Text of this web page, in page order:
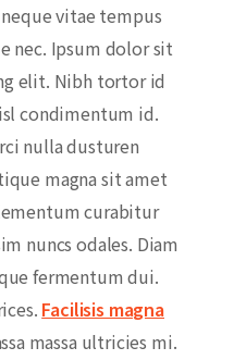
vitae tempus
nec. Ipsum dolor sit
elit. Nibh tortor id
condimentum id.
nulla dusturen
magna sit amet
curabitur
nuncs odales. Diam
fermentum dui.
Facilisis magna
massa ultricies mi.